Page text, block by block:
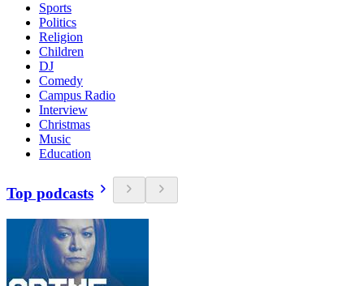
Sports
Politics
Religion
Children
DJ
Comedy
Campus Radio
Interview
Christmas
Music
Education
Top podcasts